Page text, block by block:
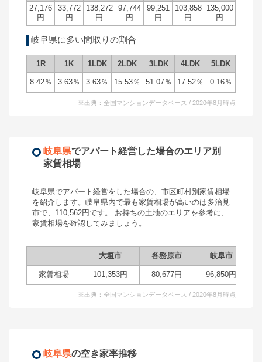
27,176
円
33,772
円
138,272
円
97,744
円
99,251
円
103,858
円
135,000
円
岐阜県に多い間取りの割合
1R 1K 1LDK 2LDK 3LDK 4LDK 5LDK
8.42％ 3.63％ 3.63％ 15.53％ 51.07％ 17.52％ 0.16％
※出典：全国マンションデータベース / 2020年8月時点
岐阜県でアパート経営した場合のエリア別
家賃相場
岐阜県でアパート経営をした場合の、市区町村別家賃相場
を紹介します。 岐阜県内で最も家賃相場が高いのは多治見
市で、 110,562円です。 お持ちの土地のエリアを参考に、
家賃相場を確認してみましょう。
大垣市 各務原市 岐阜市
家賃相場 101,353円 80,677円 96,850円
※出典：全国マンションデータベース / 2020年8月時点
岐阜県の空き家率推移